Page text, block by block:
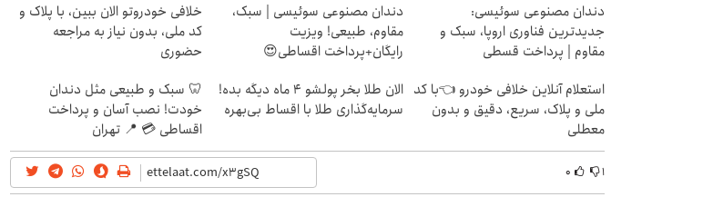
دندان مصنوعی سوئیسی:
جدیدترین فناوری اروپا، سبک و
مقاوم | پرداخت قسطی
دندان مصنوعی سوئیسی | سبک،
مقاوم، طبیعی! ویزیت
رایگان+پرداخت اقساطی😍
خلافی خودروتو الان ببین، با پلاک و
کد ملی، بدون نیاز به مراجعه
حضوری
استعلام آنلاین خلافی خودرو 👈با کد
ملی و پلاک، سریع، دقیق و بدون
معطلی
الان طلا بخر پولشو 4 ماه دیگه بده!
سرمایه‌گذاری طلا با اقساط بی‌بهره
🦷 سبک و طبیعی مثل دندان
خودت! نصب آسان و پرداخت
اقساطی 💳 📍 تهران
۱ ۰